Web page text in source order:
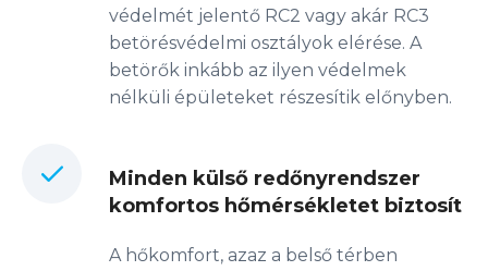
védelmét jelentő RC2 vagy akár RC3
betörésvédelmi osztályok elérése. A
betörők inkább az ilyen védelmek
nélküli épületeket részesítik előnyben.
Minden külső redőnyrendszer
komfortos hőmérsékletet biztosít
A hőkomfort, azaz a belső térben